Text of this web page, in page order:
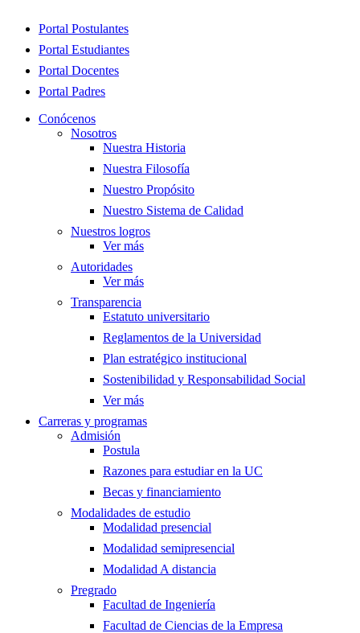
Close
Portal Postulantes
Portal Estudiantes
Portal Docentes
Portal Padres
Conócenos
Nosotros
Nuestra Historia
Nuestra Filosofía
Nuestro Propósito
Nuestro Sistema de Calidad
Nuestros logros
Ver más
Autoridades
Ver más
Transparencia
Estatuto universitario
Reglamentos de la Universidad
Plan estratégico institucional
Sostenibilidad y Responsabilidad Social
Ver más
Carreras y programas
Admisión
Postula
Razones para estudiar en la UC
Becas y financiamiento
Modalidades de estudio
Modalidad presencial
Modalidad semipresencial
Modalidad A distancia
Pregrado
Facultad de Ingeniería
Facultad de Ciencias de la Empresa